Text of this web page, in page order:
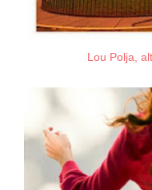
Lou Polja,